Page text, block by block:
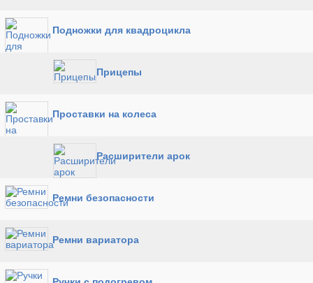
Подножки для квадроцикла
Прицепы
Проставки на колеса
Расширители арок
Ремни безопасности
Ремни вариатора